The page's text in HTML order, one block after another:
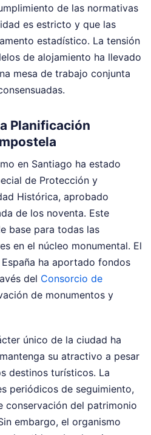
de las normativas
es estricto y que las
estadístico. La tensión
de alojamiento ha llevado
mesa de trabajo conjunta
Planificación
en Santiago ha estado
de Protección y
Histórica, aprobado
de los noventa. Este
base para todas las
en el núcleo monumental. El
ha aportado fondos
del Consorcio de
de monumentos y
único de la ciudad ha
su atractivo a pesar
destinos turísticos. La
periódicos de seguimiento,
conservación del patrimonio
embargo, el organismo